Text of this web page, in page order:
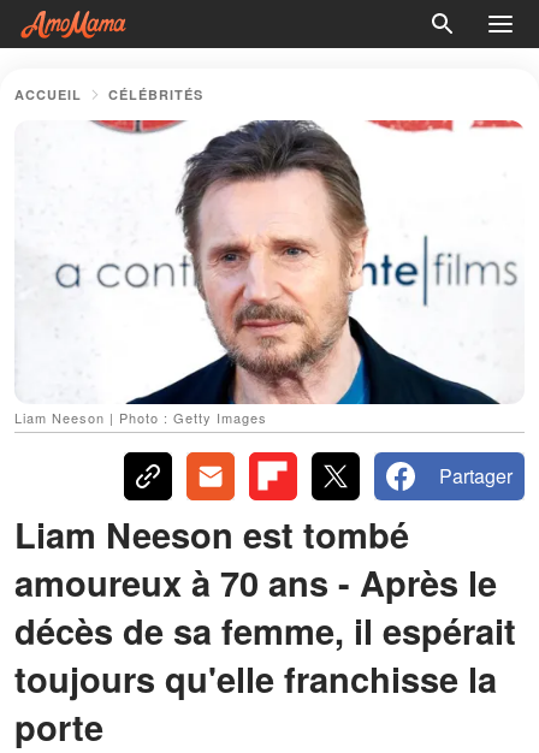
ACCUEIL CÉLÉBRITÉS
Liam Neeson | Photo : Getty Images
Partager
Liam Neeson est tombé
amoureux à 70 ans - Après le
décès de sa femme, il espérait
toujours qu'elle franchisse la
porte